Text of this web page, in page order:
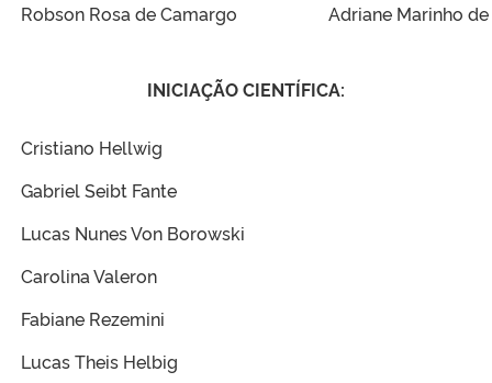
Robson Rosa de Camargo
Adriane Marinho
INICIAÇÃO CIENTÍFICA:
Cristiano Hellwig
Gabriel Seibt Fante
Lucas Nunes Von Borowski
Carolina Valeron
Fabiane Rezemini
Lucas Theis Helbig